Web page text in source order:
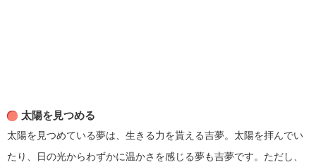
太陽を見つめる
太陽を見つめている夢は、生きる力を貰える吉夢。太陽を拝んでい
たり、日の光からわずかに温かさを感じる夢も吉夢です。ただし、